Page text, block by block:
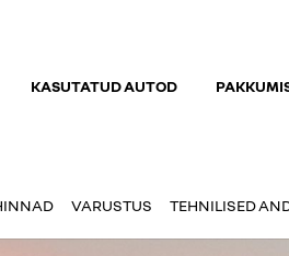
KASUTATUD AUTOD
VARUSTUS TEHNILISED